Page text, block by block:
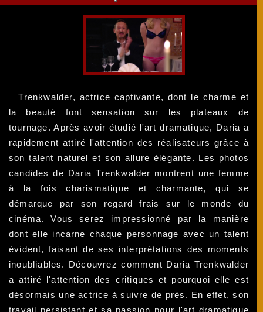
Trenkwalder, actrice captivante, dont le charme et
la beauté font sensation sur les plateaux de
tournage. Après avoir étudié l'art dramatique, Daria a
rapidement attiré l'attention des réalisateurs grâce à
son talent naturel et son allure élégante. Les photos
candides de Daria Trenkwalder montrent une femme
à la fois charismatique et charmante, qui se
démarque par son regard frais sur le monde du
cinéma. Vous serez impressionné par la manière
dont elle incarne chaque personnage avec un talent
évident, faisant de ses interprétations des moments
inoubliables. Découvrez comment Daria Trenkwalder
a attiré l'attention des critiques et pourquoi elle est
désormais une actrice à suivre de près. En effet, son
travail persistant et sa passion pour l'art dramatique